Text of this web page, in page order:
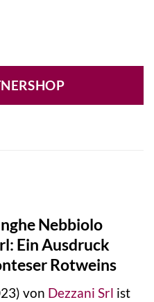
Nebbiolo
Ein Ausdruck
Rotweins
von Dezzani Srl ist